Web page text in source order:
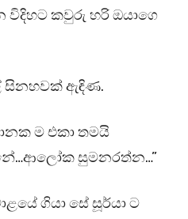
විදිහට කවුරු හරි ඔයාගෙ
සිනහවක් ඇඳිණ.
ම එකා තමයි
සුමනරත්න…”
ගියා සේ සූර්යා ට